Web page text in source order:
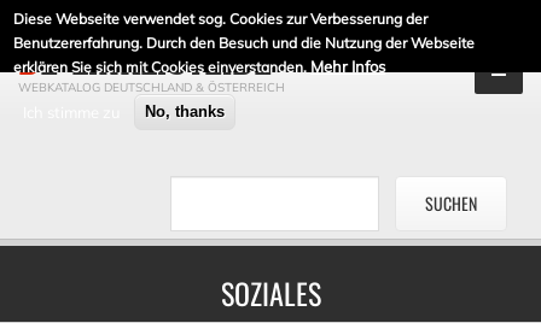
Diese Webseite verwendet sog. Cookies zur Verbesserung der
Benutzererfahrung. Durch den Besuch und die Nutzung der Webseite
erklären Sie sich mit Cookies einverstanden. Mehr Infos
No, thanks
DE-LINKLISTE.DE
WEBKATALOG DEUTSCHLAND & ÖSTERREICH
SOZIALES